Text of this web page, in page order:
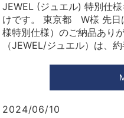
JEWEL (ジュエル) 特別仕
けです。 東京都 W様 先
様特別仕様）のご納品あり
（JEWEL/ジュエル）は、
2024/06/10